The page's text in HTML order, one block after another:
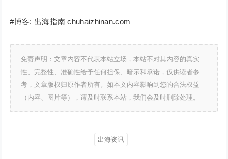
#博客: 出海指南 chuhaizhinan.com
免责声明：文章内容不代表本站立场，本站不对其内容的真实
性、完整性、准确性给予任何担保、暗示和承诺，仅供读者参
考，文章版权归原作者所有。如本文内容影响到您的合法权益
（内容、图片等），请及时联系本站，我们会及时删除处理。
出海资讯